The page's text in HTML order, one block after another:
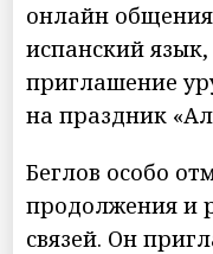
онлайн
испанский
приглашение
на праздник
Беглов особо
продолжения и
связей. Он